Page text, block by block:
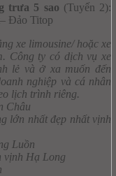
trưa 5 sao (Tuyến 2):
Đảo Titop
xe limousine/ hoặc xe
Công ty có dịch vụ xe
lẻ và ở xa muốn đến
nghiệp và cá nhân
lịch trình riêng.
Châu
lớn nhất đẹp nhất vịnh
Luồn
vịnh Hạ Long